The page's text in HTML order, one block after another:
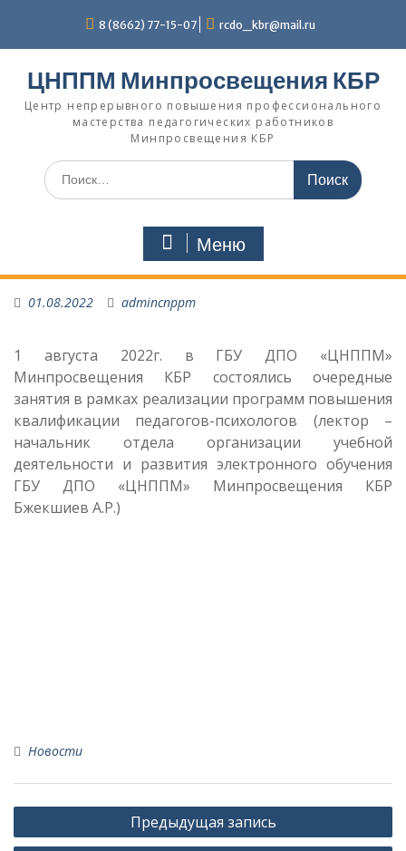
содержимому
8 (8662) 77-15-07 rcdo_kbr@mail.ru
ЦНППМ Минпросвещения КБР
Центр непрерывного повышения профессионального
мастерства педагогических работников
Минпросвещения КБР
Искать:
Меню
01.08.2022 admincnppm
1 августа 2022г. в ГБУ ДПО «ЦНППМ»
Минпросвещения КБР состоялись очередные
занятия в рамках реализации программ повышения
квалификации педагогов-психологов (лектор –
начальник отдела организации учебной
деятельности и развития электронного обучения
ГБУ ДПО «ЦНППМ» Минпросвещения КБР
Бжекшиев А.Р.)
Новости
Навигация
по
Предыдущая запись